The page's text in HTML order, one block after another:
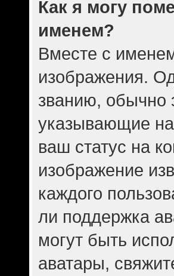
Как я могу
именем?
Вместе с
изображения.
званию, обычно
указывающие
ваш статус на
изображение
каждого
ли поддержка
могут быть
аватары,